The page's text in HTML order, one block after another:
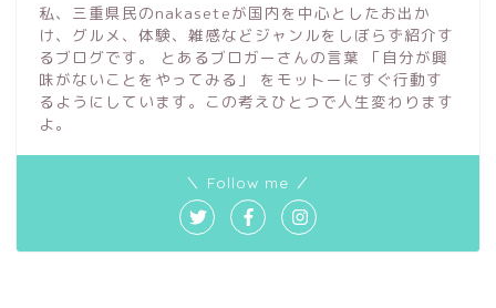
私、三重県民のnakaseteが国内を中心としたお出か
け、グルメ、体験、雑感などジャンルをしぼらず紹介す
るブログです。 とあるブロガーさんの言葉 「自分が興
味がないことをやってみる」 をモットーにすぐ行動す
るようにしています。この考えひとつで人生変わります
よ。
＼ Follow me ／